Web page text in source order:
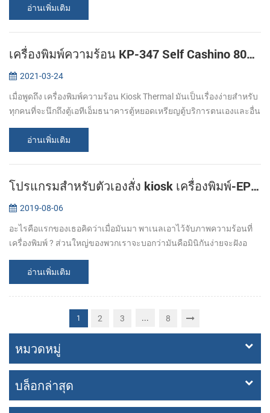
การเคลือบของชั้นของ...
อ่านเพิ่มเติม
เครื่องพิมพ์ความร้อน KP-347 Self Cashino 80mm เลือกให้คุณ
2021-03-24
เมื่อพูดถึง เครื่องพิมพ์ความร้อน Kiosk Thermal มันเป็นเรื่องง่ายสำหรับ
ทุกคนที่จะนึกถึงตู้เอทีเอ็มธนาคารตู้หยอดเหรียญตู้บริการตนเองและอื่น
อ่านเพิ่มเติม
โปรแกรมสำหรับตัวเองสั่ง kiosk เครื่องพิมพ์-EP-380C
2019-08-06
อะไรคือแรกของเธอคิดว่าเมื่อมันมา พาเนลเอาไว้จับภาพความร้อนที่
เครื่องพิมพ์ ? ส่วนใหญ่ของพวกเราจะบอกว่ามันคือมินิกันง่ายจะฝังอ
followings: แต่กับ ต...
อ่านเพิ่มเติม
1 2 3 ... 8
หมวดหมู่
บล็อกล่าสุด